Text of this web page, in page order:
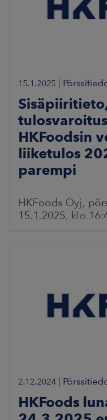
15.1.2025 |
HKFoodsin
liiketulos
parempi
HKFoods Oyj,
15.1.2025, klo
2.12.2024 |
HKFoods